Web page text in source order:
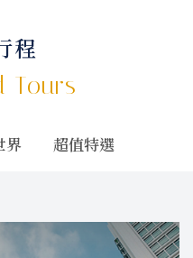
程
Tours
界 超值特選